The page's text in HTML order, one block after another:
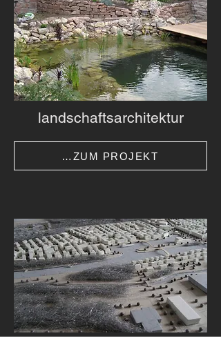
landschaftsarchitektur
…ZUM PROJEKT